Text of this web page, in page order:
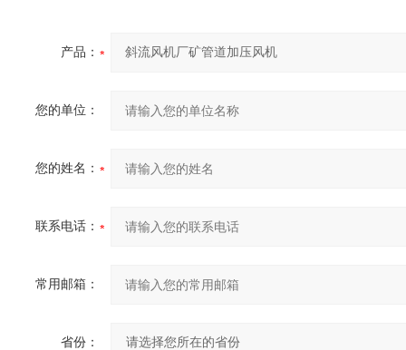
产品：
您的单位：
您的姓名：
联系电话：
常用邮箱：
省份：